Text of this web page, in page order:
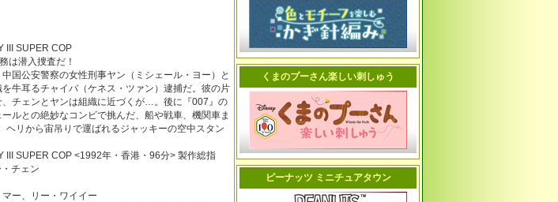
III SUPER COP
は潜入捜査だ！
国公安警察の女性刑事ヤン（ミシェール・ヨー）と
牛耳るチャイバ（ケネス・ツァン）逮捕だ。彼の片
チェンとヤンは組織に近づくが…。後に『007』の
ルとの絶妙なコンビで挑んだ、船や戦車、機関車ま
ヘリから宙吊りで運ばれるジャッキーの空中スタン
III SUPER COP <1992年・香港・96分> 製作総指
チェン
ー、リー・ワイイー
くまのプーさん楽しい刺しゅう
ピーナッツ ミニチュアタウン